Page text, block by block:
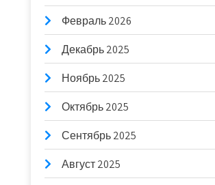
Февраль 2026
Декабрь 2025
Ноябрь 2025
Октябрь 2025
Сентябрь 2025
Август 2025